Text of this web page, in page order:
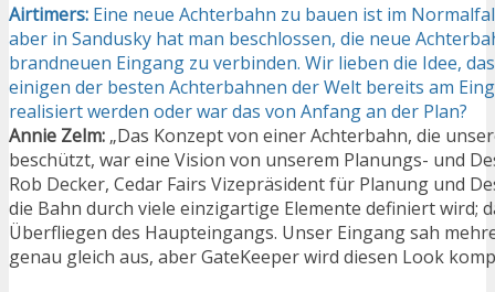
Airtimers: Eine neue Achterbahn zu bauen ist im
aber in Sandusky hat man beschlossen, die neue
brandneuen Eingang zu verbinden. Wir lieben die Idee,
einigen der besten Achterbahnen der Welt bereits am
realisiert werden oder war das von Anfang an der Plan?
Annie Zelm: „Das Konzept von einer Achterbahn, die
beschützt, war eine Vision von unserem Planungs- und
Rob Decker, Cedar Fairs Vizepräsident für Planung und
die Bahn durch viele einzigartige Elemente definiert wird;
Überfliegen des Haupteingangs. Unser Eingang sah
genau gleich aus, aber GateKeeper wird diesen Look